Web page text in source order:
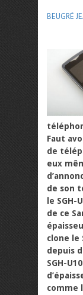
BEUGRÉ
Faut
de
eux
de son
le
de ce
clone le
depuis
SGH-
comme